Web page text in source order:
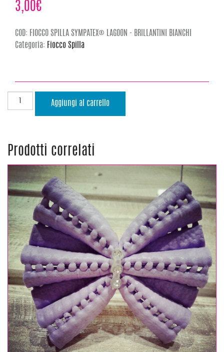
3,00€
COD: FIOCCO SPILLA SYMPATEX® LAGOON - BRILLANTINI BIANCHI
Categoria: Fiocco Spilla
Aggiungi al carrello
Prodotti correlati